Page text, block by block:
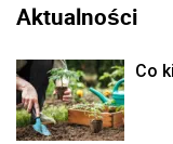
Aktualności
Co